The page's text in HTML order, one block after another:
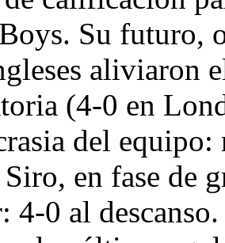
Su futuro,
aliviaron
(4-0 en
del
en fase de
4-0 al